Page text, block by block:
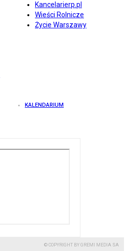
Kancelarierp.pl
Wieści Rolnicze
Życie Warszawy
KALENDARIUM
© COPYRIGHT BY GREMI MEDIA SA